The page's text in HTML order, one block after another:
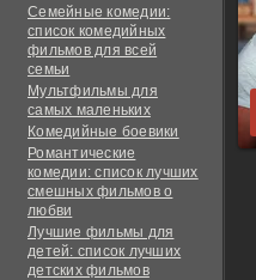
Семейные комедии:
список комедийных
фильмов для всей
семьи
Мультфильмы для
самых маленьких
Комедийные боевики
Романтические
комедии: список лучших
смешных фильмов о
любви
Лучшие фильмы для
детей: список лучших
детских фильмов